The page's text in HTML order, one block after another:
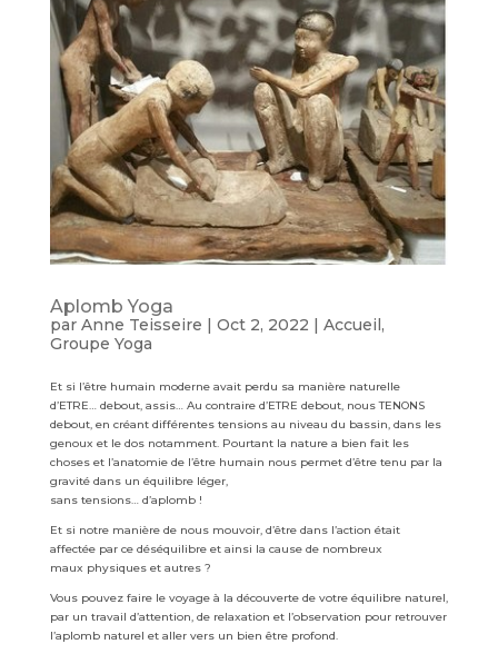
Aplomb Yoga
par Anne Teisseire | Oct 2, 2022 | Accueil,
Groupe Yoga
Et si l’être humain moderne avait perdu sa manière naturelle
d’ETRE… debout, assis… Au contraire d’ETRE debout, nous TENONS
debout, en créant différentes tensions au niveau du bassin, dans les
genoux et le dos notamment. Pourtant la nature a bien fait les
choses et l’anatomie de l’être humain nous permet d’être tenu par la
gravité dans un équilibre léger,
sans tensions… d’aplomb !
Et si notre manière de nous mouvoir, d’être dans l’action était
affectée par ce déséquilibre et ainsi la cause de nombreux
maux physiques et autres ?
Vous pouvez faire le voyage à la découverte de votre équilibre naturel,
par un travail d’attention, de relaxation et l’observation pour retrouver
l’aplomb naturel et aller vers un bien être profond.